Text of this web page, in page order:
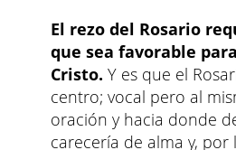
El rezo del Rosario
que sea favorable
Cristo. Y es que el
centro; vocal pero al
oración y hacia donde
carecería de alma y,